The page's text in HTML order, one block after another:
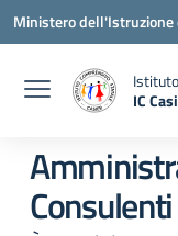
Vai ai contenuti
Vai al menu di navigazione
Vai al footer
Ministero dell'Istruzione
IC